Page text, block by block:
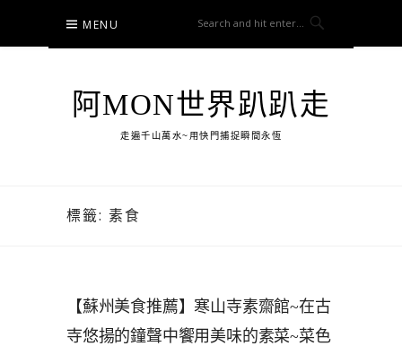
content
MENU
阿MON世界趴趴走
走遍千山萬水~用快門捕捉瞬間永恆
標籤: 素食
【蘇州美食推薦】寒山寺素齋館~在古
寺悠揚的鐘聲中饗用美味的素菜~菜色